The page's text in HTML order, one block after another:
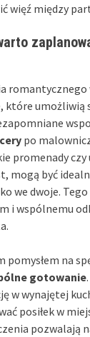
więź między
które umożliwią
po
promenady
mogą być
we dwoje.
i wspólnemu
pomysłem na
gotowanie
w wynajętej
posiłek w
pozwalają